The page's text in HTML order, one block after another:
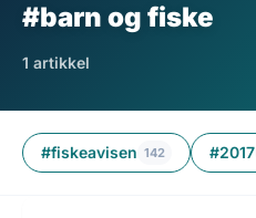
#barn og fiske
1 artikkel
#fiskeavisen 142 #2017